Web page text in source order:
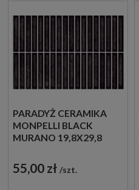
PARADYŻ CERAMIKA
MONPELLI BLACK
MURANO 19,8X29,8
DEKORACYJNA
55,00 zł szt.